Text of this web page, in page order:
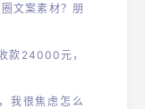
文案素材？朋
款24000元，
我很焦虑怎么